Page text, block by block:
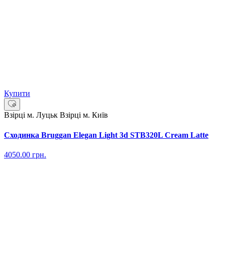
Купити
Взірці м. Луцьк Взірці м. Київ
Сходинка Bruggan Elegan Light 3d STB320L Cream Latte
4050.00 грн.